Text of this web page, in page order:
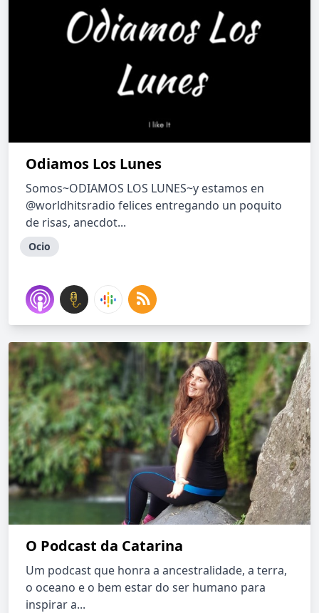
Odiamos Los Lunes
Somos~ODIAMOS LOS LUNES~y estamos en
@worldhitsradio felices entregando un poquito
de risas, anecdot...
Ocio
O Podcast da Catarina
Um podcast que honra a ancestralidade, a terra,
o oceano e o bem estar do ser humano para
inspirar a...